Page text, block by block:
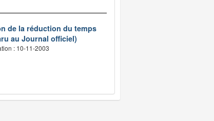
de la réduction du temps
au Journal officiel)
: 10-11-2003